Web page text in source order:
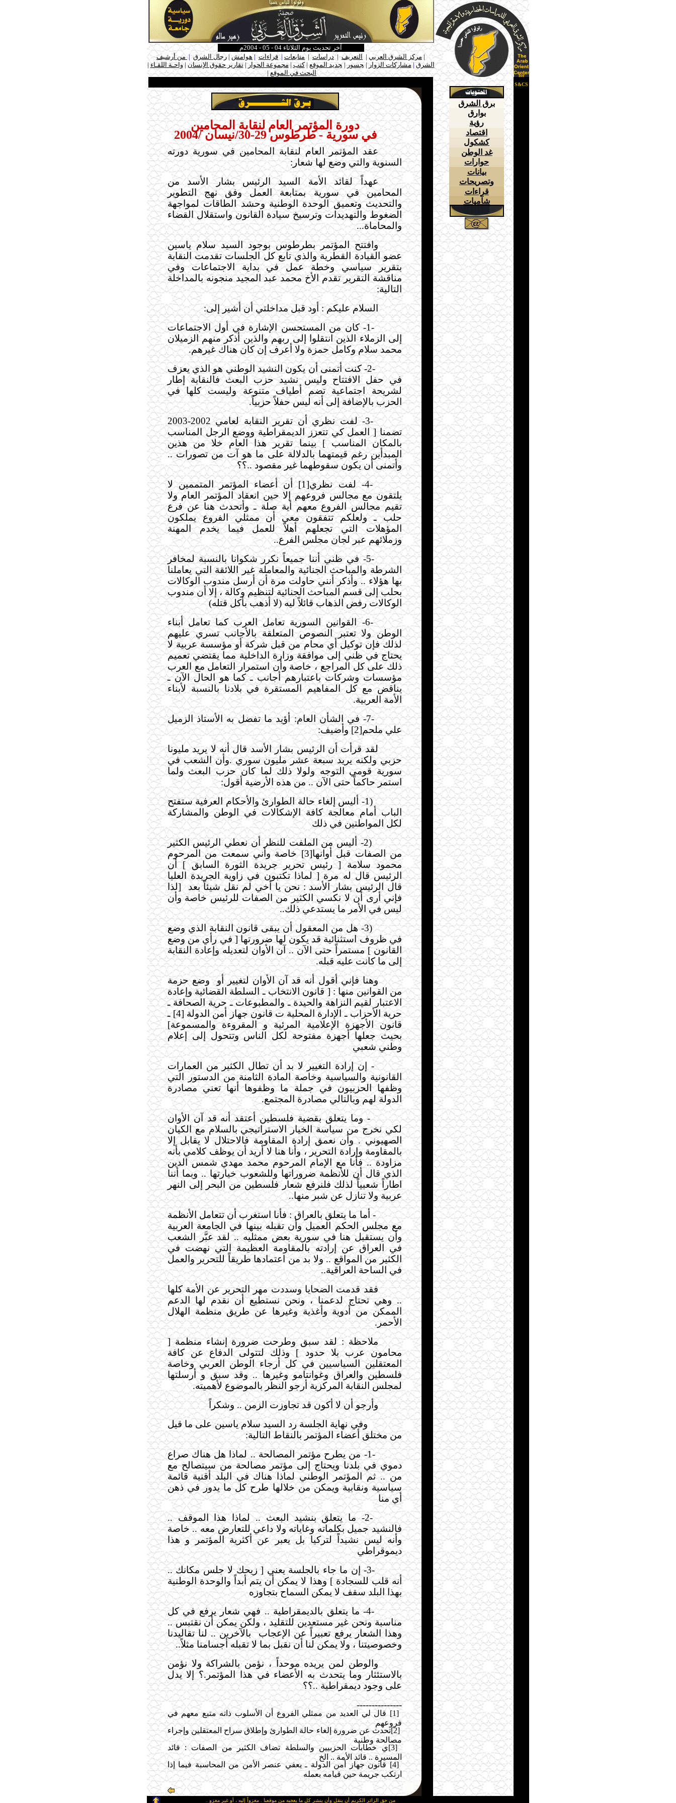
آخر تحديث يوم الثلاثاء 04 - 05 - 2004م
ـ|مركز الشرق العربي | التعريف|دراسات|متابعات |قراءات|هوامش|رجال الشرق| من أرشيف
الشرق | مشاركات الزوار|ـجسور|ـجديد الموقع|كتب|مجموعة الحوار|تقارير حقوق الإنسان|واحـة اللقـاء|
البحث في الموقع|ـ
دورة المؤتمر العام لنقابة المحامين
في سورية - طرطوس 29-30/نيسان /‏2004
عقد المؤتمر العام لنقابة المحامين في سورية دورته
السنوية والتي وضع لها شعار:
عهداً لقائد الأمة السيد الرئيس بشار الأسد من
المحامين في سورية بمتابعة العمل وفق نهج التطوير
والتحديث وتعميق الوحدة الوطنية وحشد الطاقات لمواجهة
الضغوط والتهديدات وترسيخ سيادة القانون واستقلال القضاء
والمحاماة...
وافتتح المؤتمر بطرطوس بوجود السيد سلام ياسين
عضو القيادة القطرية والذي تابع كل الجلسات تقدمت النقابة
بتقرير سياسي وخطة عمل في بداية الاجتماعات وفي
مناقشة التقرير تقدم الأخ محمد عبد المجيد منجونه بالمداخلة
التالية:
السلام عليكم : أود قبل مداخلتي أن أشير إلى:
-1- كان من المستحسن الإشارة في أول الاجتماعات
إلى الزملاء الذين انتقلوا إلى ربهم والذين أذكر منهم الزميلان
محمد سلام وكامل حمزة ولا أعرف إن كان هناك غيرهم.
-2- كنت أتمنى أن يكون النشيد الوطني هو الذي يعزف
في حفل الافتتاح وليس نشيد حزب البعث فالنقابة إطار
لشريحة اجتماعية تضم أطياف متنوعة وليست كلها في
الحزب بالإضافة إلى أنه ليس حفلاً حزبياً.
-3-
لفت نظري أن تقرير النقابة لعامي 2002-2003
تضمنا [ العمل كي تتعزز الديمقراطية ووضع الرجل المناسب
بالمكان المناسب ] بينما تقرير هذا العام خلا من هذين
المبدأين رغم قيمتهما بالدلالة على ما هو آت من تصورات ..
وأتمنى أن يكون سقوطهما غير مقصود ..؟؟
-4-
لفت نظري[1] أن أعضاء المؤتمر المتممين لا
يلتقون مع مجالس فروعهم إلا حين انعقاد المؤتمر العام ولا
تقيم مجالس الفروع معهم أية صلة ـ وأتحدث هنا عن فرع
حلب ـ ولعلكم تتفقون معي أن ممثلي الفروع يملكون
المؤهلات التي تجعلهم أهلاً للعمل فيما يخدم المهنة
وزملائهم عبر لجان مجلس الفرع..
-5- في ظني أننا جميعاً نكرر شكوانا بالنسبة لمخافر
الشرطة والمباحث الجنائية والمعاملة غير اللائقة التي يعاملنا
بها هؤلاء .. وأذكر أنني حاولت مرة أن أرسل مندوب الوكالات
بحلب إلى قسم المباحث الجنائية لتنظيم وكالة ، إلا أن مندوب
الوكالات رفض الذهاب قائلاً ليه (لا أذهب بأكل قتله)
-6- القوانين السورية تعامل العرب كما تعامل أبناء
الوطن ولا تعتبر النصوص المتعلقة بالأجانب تسري عليهم
لذلك فإن توكيل أي محام من قبل شركة أو مؤسسة عربية لا
يحتاج في ظني إلى موافقة وزارة الداخلية مما يقتضي تعميم
ذلك على كل المراجع ، خاصة وأن استمرار التعامل مع العرب
مؤسسات وشركات باعتبارهم أجانب ـ كما هو الحال الآن ـ
يناقض مع كل المفاهيم المستقرة في بلادنا بالنسبة لأبناء
الأمة العربية.
-7- في الشأن العام: أؤيد ما تفضل به الأستاذ الزميل
علي ملحم[2] وأضيف
:
لقد قرأت أن الرئيس بشار الأسد قال أنه لا يريد مليونا
حزبي ولكنه يريد سبعة عشر مليون سوري .وأن الشعب في
سورية قومي التوجه ولولا ذلك لما كان حزب البعث ولما
استمر حاكماً حتى الآن .. من هذه الأرضية أقول:
-1) أليس إلغاء حالة الطوارئ والأحكام العرفية ستفتح
الباب أمام معالجة كافة الإشكالات في الوطن والمشاركة
لكل المواطنين في ذلك
-2) أليس من الملفت للنظر أن نعطي الرئيس الكثير
من الصفات قبل أوانها[3] خاصة وأني سمعت من المرحوم
محمود سلامة [ رئيس تحرير جريدة الثورة السابق ] أن
الرئيس قال له مرة [ لماذا تكتبون في زاوية الجريدة العليا
قال الرئيس بشار الأسد : نحن يا أخي لم نقل شيئاً بعد]لذا
فإني أرى أن لا نكسي الكثير من الصفات للرئيس خاصة وأن
ليس في الأمر ما يستدعي ذلك..
-3) هل من المعقول أن يبقى قانون النقابة الذي وضع
في ظروف استثنائية قد يكون لها ضرورتها [ في رأي من وضع
القانون ] مستمراً حتى الآن .. آن الأوان لتعديله وإعادة النقابة
إلى ما كانت عليه قبله.
وهنا فإني أقول أنه قد آن الأوان لتغيير أو
وضع حزمة
من القوانين منها : [ قانون الانتخاب ـ السلطة القضائية وإعادة
الاعتبار لقيم النزاهة والحيدة ـ والمطبوعات ـ حرية الصحافة ـ
حرية الأحزاب ـ الإدارة المحلية ت قانون جهاز أمن الدولة [4] ـ
قانون الأجهزة الإعلامية المرئية و المقروءة والمسموعة]
بحيث جعلها أجهزة مفتوحة لكل الناس وتتحول إلى إعلام
وطني شعبي
-
إن إرادة التغيير لا بد أن تطال الكثير من العمارات
القانونية والسياسية وخاصة المادة الثامنة من الدستور التي
وظفها الحزبيون في جملة ما وظفوها أنها تعني مصادرة
الدولة لهم وبالتالي مصادرة المجتمع.
- وما يتعلق بقضية فلسطين أعتقد أنه قد آن الأوان
لكي نخرج من سياسة الخيار الاستراتيجي بالسلام مع الكيان
الصهيوني . وأن نعمق إرادة المقاومة فالاحتلال لا يقابل إلا
بالمقاومة وإرادة التحرير ، وأنا هنا لا أريد أن يوظف كلامي بأنه
مزاودة .. فأنا مع الإمام المرحوم محمد مهدي شمس الدين
الذي قال أن للأنظمة ضروراتها وللشعوب خيارتها .. وبما أننا
اطاراً شعبياً لذلك فلنرفع شعار فلسطين من البحر إلى النهر
عربية ولا تنازل عن شبر منها..
- أما ما يتعلق بالعراق : فأنا استغرب أن تتعامل الأنظمة
مع مجلس الحكم العميل وأن تقبله بينها في الجامعة العربية
وأن يستقبل هنا في سورية بعض ممثليه .. لقد عبَّر الشعب
في العراق عن إرادته بالمقاومة العظيمة التي نهضت في
الكثير من المواقع .. ولا بد من اعتمادها طريقاً للتحرير والعمل
في الساحة العراقية..
فقد قدمت الضحايا وسددت مهر التحرير عن الأمة كلها
.. وهي تحتاج لدعمنا ، ونحن نستطيع أن نقدم لها الدعم
الممكن من أدوية وأغذية وغيرها عن طريق منظمة الهلال
الأحمر.
ملاحظة : لقد سبق وطرحت ضرورة إنشاء منظمة [
محامون عرب بلا حدود ] وذلك لتتولى الدفاع عن كافة
المعتقلين السياسيين في كل أرجاء الوطن العربي وخاصة
فلسطين والعراق وغوانتامو وغيرها .. وقد سبق و أرسلتها
لمجلس النقابة المركزية أرجو النظر بالموضوع لأهميته.
وأرجو أن لا أكون قد تجاوزت الزمن .. وشكراً
وفي نهاية الجلسة رد السيد سلام ياسين على ما قيل
من مختلق أعضاء المؤتمر بالنقاط التالية:
-1- من يطرح مؤتمر المصالحة .. لماذا هل هناك صراع
دموي في بلدنا ويحتاج إلى مؤتمر مصالحة من سيتصالح مع
من .. ثم المؤتمر الوطني لماذا هناك في البلد أقنية قائمة
سياسية ونقابية ويمكن من خلالها طرح كل ما يدور في ذهن
أي منا
-2- ما يتعلق بنشيد البعث .. لماذا هذا الموقف ..
فالنشيد جميل بكلماته وغاياته ولا داعي للتعارض معه .. خاصة
وأنه ليس نشيداً لتركيا بل يعبر عن أكثرية المؤتمر و هذا
ديموقراطي
-3- إن ما جاء بالجلسة يعني [ زيحك لا جلس مكانك ..
أنه قلب للسجادة ] وهذا لا يمكن أن يتم أبداً والوحدة الوطنية
بهذا البلد سقف لا يمكن السماح بتجاوزه
-4- ما يتعلق بالديمقراطية .. فهي شعار يرفع في كل
مناسبة ونحن غير مستعدين للتقليد ، ولكن يمكن أن نقتبس ..
وهذا الشعار يرفع تعبيراً عن الإعجاب
بالآخرين .. لنا تقاليدنا
وخصوصيتنا ، ولا يمكن لنا أن نقبل بما لا تقبله أجسامنا مثلاً..
والوطن لمن يريده موحداً ، نؤمن بالشراكة ولا نؤمن
بالاستئثار وما يتحدث به الأعضاء في هذا المؤتمر.؟ إلا يدل
على وجود ديمقراطية ..؟؟
---------------
[1] قال لي العديد من ممثلي الفروع أن الأسلوب ذاته متبع معهم في
فروعهم
[2]تحدث عن ضرورة إلغاء حالة الطوارئ وإطلاق سراح المعتقلين وإجراء
مصالحة وطنية
[3]ي خطابات الحزبيين والسلطة تضاف الكثير من الصفات : قائد
المسيرة .. قائد الأمة .. الخ
[4] قانون جهاز أمن الدولة ـ يعفي عنصر الأمن من المحاسبة فيما إذا
ارتكب جريمة حين قيامه بعمله
for
S&CS
برق الشرق
بوارق
رؤية
اقتصاد
كشكول
غد الوطن
حوارات
بيانات
وتصريحات
قراءات
شآميات
من حق الزائر الكريم أن ينقل وأن ينشر كل ما يعجبه من موقعنا . معزواً إليه ، أو غير معزو .